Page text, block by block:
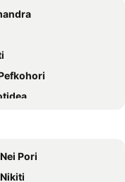
Resort
Boutique Apartments
Mare
Lagoon Princess
Pori